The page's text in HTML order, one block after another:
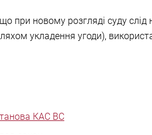
при новому розгляді суду
укладення угоди),
КАС ВС